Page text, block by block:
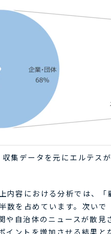
収集データを元にエルテス
内容における分析では、
数を占めています。次い
や自治体のニュースが散
ントを増加させる結果と